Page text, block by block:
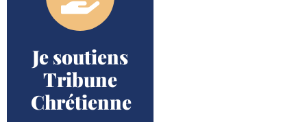
Je soutiens
Tribune
Chrétienne